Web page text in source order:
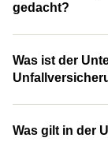
gedacht?
Was ist der
Was gilt in der